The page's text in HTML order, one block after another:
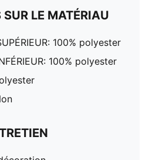
LE MATÉRIAU
100% polyester
100% polyester